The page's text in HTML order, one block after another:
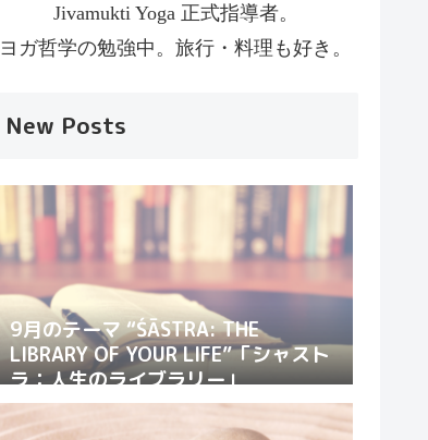
Jivamukti Yoga 正式指導者。
ヨガ哲学の勉強中。旅行・料理も好き。
New Posts
9月のテーマ “ŚĀSTRA: THE
LIBRARY OF YOUR LIFE”「シャスト
ラ：人生のライブラリー」